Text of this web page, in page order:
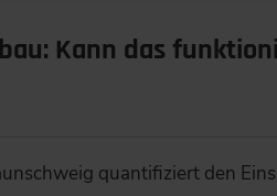
Kann das
quantifiziert den